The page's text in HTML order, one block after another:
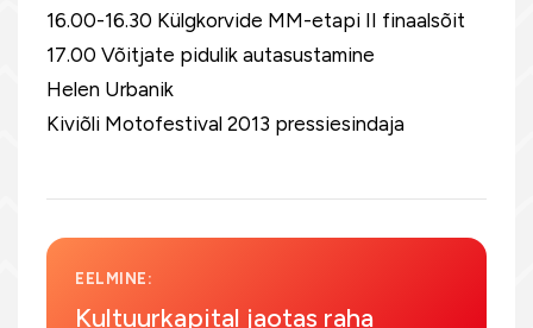
16.00-16.30 Külgkorvide MM-etapi II finaalsõit
17.00 Võitjate pidulik autasustamine
Helen Urbanik
Kiviõli Motofestival 2013 pressiesindaja
EELMINE:
Kultuurkapital jaotas raha